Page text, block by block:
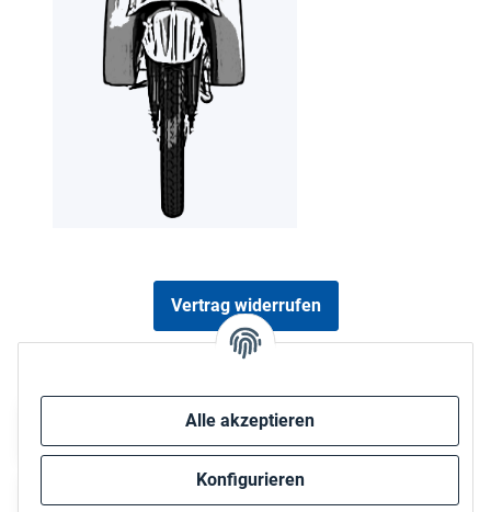
Alle akzeptieren
Konfigurieren
Vertrag widerrufen